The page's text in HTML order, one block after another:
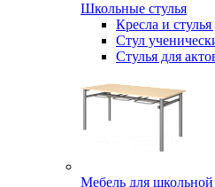
Школьные стулья
Кресла и
Стул
Стулья для
Мебель для школьной